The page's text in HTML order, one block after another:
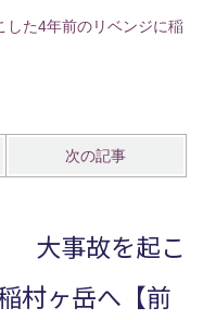
た4年前のリベンジに稲
次の記事
大事故を起こ
村ヶ岳へ【前